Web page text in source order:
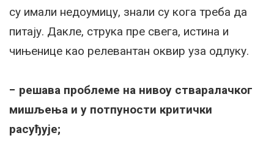
су имали недоумицу, знали су кога треба да
питају. Дакле, струка пре свега, истина и
чињенице као релевантан оквир уза одлуку.
− решава проблеме на нивоу стваралачког
мишљења и у потпуности критички
рaсуђуje;